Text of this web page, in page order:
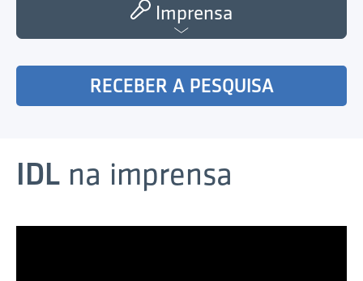
Imprensa
RECEBER A PESQUISA
IDL na imprensa